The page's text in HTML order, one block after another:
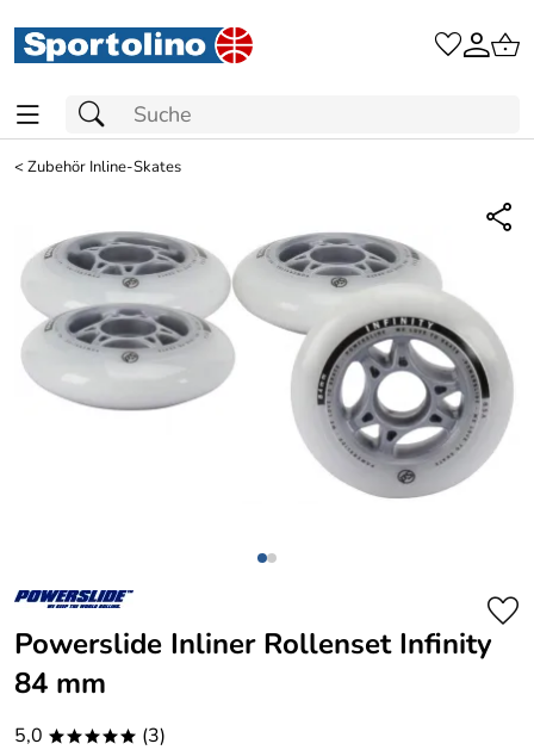
<Zubehör Inline-Skates
Powerslide Inliner Rollenset Infinity
84 mm
5,0 ***** (3)